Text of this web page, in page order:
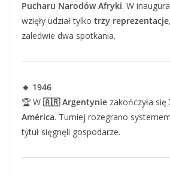
Pucharu Narodów Afryki. W
wzięły udział tylko trzy reprezentacje
zaledwie dwa spotkania.
🔹 1946
🏆 W 🇦🇷 Argentynie zakończyła się
América. Turniej rozegrano
tytuł sięgnęli gospodarze.